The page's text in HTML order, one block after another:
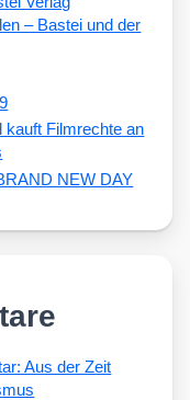
– Bastei und der
kauft Filmrechte an
NEW DAY
Aus der Zeit